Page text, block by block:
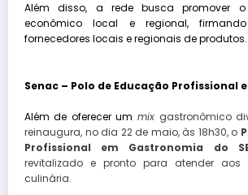
Além disso, a rede busca promover o
econômico local e regional,
fornecedores locais e regionais de produtos.
Senac – Polo de Educação Profissional
Além de oferecer um mix gastronômico
reinaugura, no dia 22 de maio, às 18h30, o
Profissional em Gastronomia do
revitalizado e pronto para atender aos
culinária.